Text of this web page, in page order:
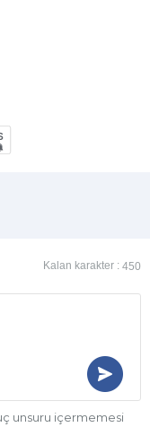
Kalan karakter : 450
unsuru içermemesi